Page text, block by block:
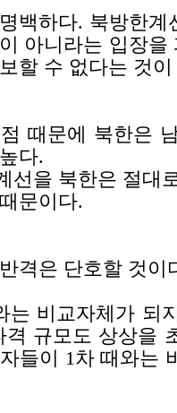
백하다. 북방한
아니라는 입장
할 수 없다는 것
때문에 북한은
다.
선을 북한은 절대
문이다.
격은 단호할 것이
는 비교자체가 되
격 규모도 상상을
들이 1차 때와는